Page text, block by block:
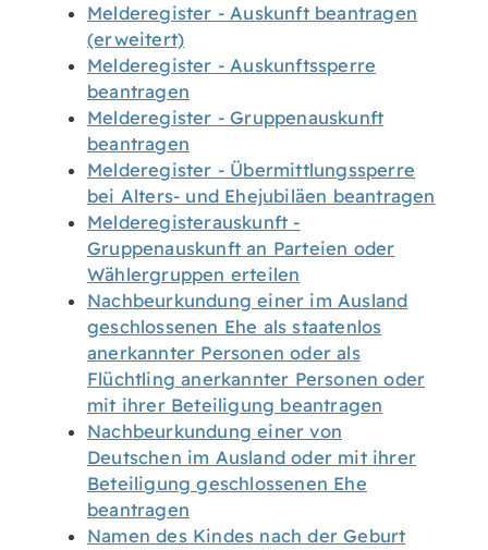
Melderegister - Auskunft beantragen
(erweitert)
Melderegister - Auskunftssperre
beantragen
Melderegister - Gruppenauskunft
beantragen
Melderegister - Übermittlungssperre
bei Alters- und Ehejubiläen beantragen
Melderegisterauskunft -
Gruppenauskunft an Parteien oder
Wählergruppen erteilen
Nachbeurkundung einer im Ausland
geschlossenen Ehe als staatenlos
anerkannter Personen oder als
Flüchtling anerkannter Personen oder
mit ihrer Beteiligung beantragen
Nachbeurkundung einer von
Deutschen im Ausland oder mit ihrer
Beteiligung geschlossenen Ehe
beantragen
Namen des Kindes nach der Geburt